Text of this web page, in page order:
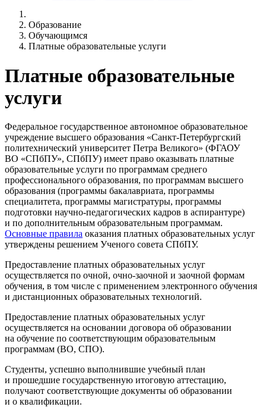
Образование
Обучающимся
Платные образовательные услуги
Платные образовательные
услуги
Федеральное государственное автономное образовательное
учреждение высшего образования «Санкт-Петербургский
политехнический университет Петра Великого» (ФГАОУ
ВО «СПбПУ», СПбПУ) имеет право оказывать платные
образовательные услуги по программам среднего
профессионального образования, по программам высшего
образования (программы бакалавриата, программы
специалитета, программы магистратуры, программы
подготовки научно-педагогических кадров в аспирантуре)
и по дополнительным образовательным программам.
Основные правила оказания платных образовательных услуг
утверждены решением Ученого совета СПбПУ.
Предоставление платных образовательных услуг
осуществляется по очной, очно-заочной и заочной формам
обучения, в том числе с применением электронного обучения
и дистанционных образовательных технологий.
Предоставление платных образовательных услуг
осуществляется на основании договора об образовании
на обучение по соответствующим образовательным
программам (ВО, СПО).
Студенты, успешно выполнившие учебный план
и прошедшие государственную итоговую аттестацию,
получают соответствующие документы об образовании
и о квалификации.